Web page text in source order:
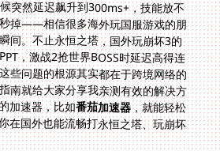
加速器，比如番茄加速器，就能轻松
解决这些痛点，让你在国外也能流畅打永恒之塔、玩崩坏